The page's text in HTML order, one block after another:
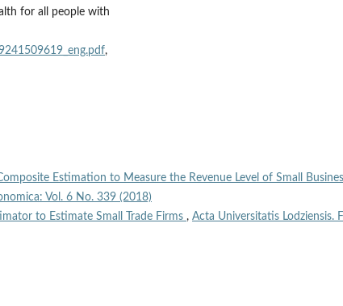
for all people with
,
Estimation to Measure the Revenue Level of Small
Vol. 6 No. 339 (2018)
to Estimate Small Trade Firms , Acta Universitatis Lodziensis.